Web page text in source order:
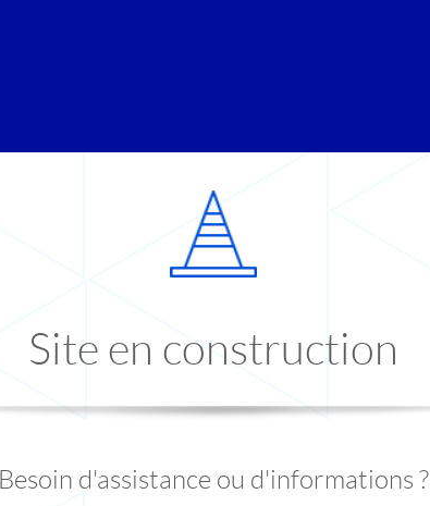
Site en construction
Besoin d'assistance ou d'informations ?